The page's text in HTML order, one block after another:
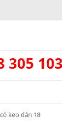
305 103
keo dán 18